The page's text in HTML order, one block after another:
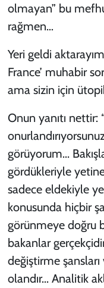
olmayan” bu
rağmen…
Yeri geldi
France’ muhabir
ama sizin için
Onun yanıtı nettir:
görüyorum...
gördükleriyle
sadece eldekiyle
konusunda hiçbir
görünmeye doğru
bakanlar
değiştirme
olandır... Analitik